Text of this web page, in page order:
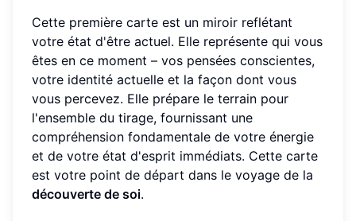
Cette première carte est un miroir reflétant
votre état d'être actuel. Elle représente qui vous
êtes en ce moment – vos pensées conscientes,
votre identité actuelle et la façon dont vous
vous percevez. Elle prépare le terrain pour
l'ensemble du tirage, fournissant une
compréhension fondamentale de votre énergie
et de votre état d'esprit immédiats. Cette carte
est votre point de départ dans le voyage de la
découverte de soi.